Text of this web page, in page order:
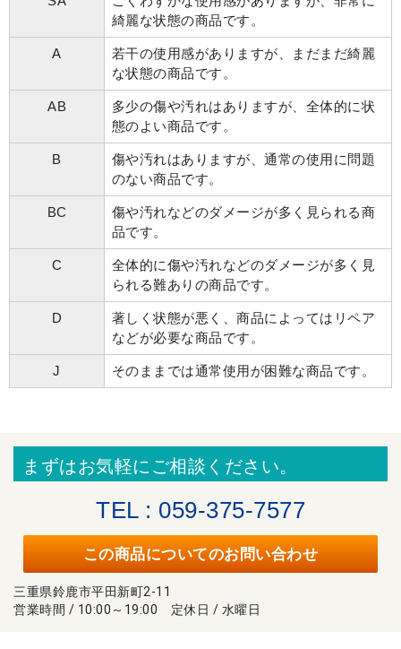
綺麗な状態の商品です。
A
若干の使用感がありますが、まだまだ綺麗
な状態の商品です。
AB
多少の傷や汚れはありますが、全体的に状
態のよい商品です。
B
傷や汚れはありますが、通常の使用に問題
のない商品です。
BC
傷や汚れなどのダメージが多く見られる商
品です。
C
全体的に傷や汚れなどのダメージが多く見
られる難ありの商品です。
D
著しく状態が悪く、商品によってはリペア
などが必要な商品です。
J そのままでは通常使用が困難な商品です。
まずはお気軽にご相談ください。
TEL : 059-375-7577
この商品についてのお問い合わせ
三重県鈴鹿市平田新町2-11
営業時間 / 10:00～19:00 定休日 / 水曜日